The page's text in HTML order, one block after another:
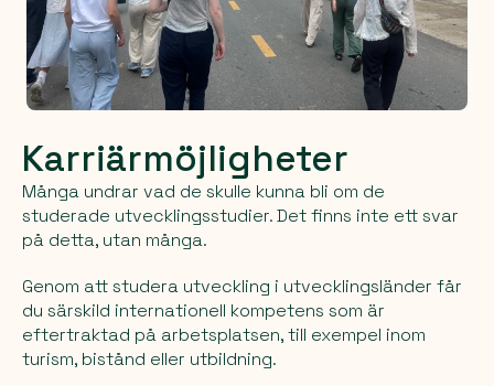
Karriärmöjligheter
Många undrar vad de skulle kunna bli om de
studerade utvecklingsstudier. Det finns inte ett svar
på detta, utan många.
Genom att studera utveckling i utvecklingsländer får
du särskild internationell kompetens som är
eftertraktad på arbetsplatsen, till exempel inom
turism, bistånd eller utbildning.